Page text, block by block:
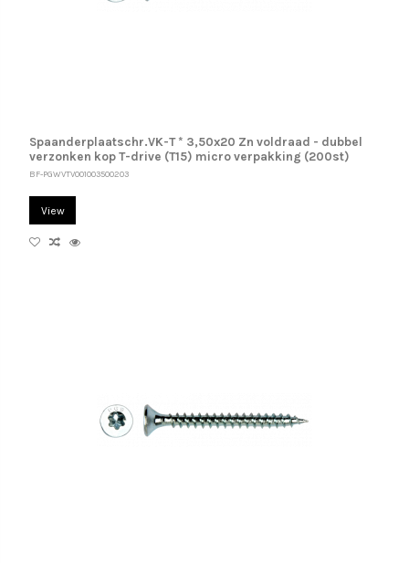
Spaanderplaatschr.VK-T * 3,50x20 Zn voldraad - dubbel
verzonken kop T-drive (T15) micro verpakking (200st)
BF-PGWVTV001003500203
View